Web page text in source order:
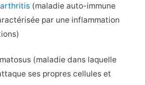
(maladie auto-immune
par une inflammation
(maladie dans laquelle
ses propres cellules et